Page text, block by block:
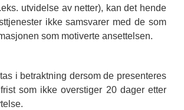
utvidelse av netter), kan det hende
ikke samsvarer med de som
som motiverte ansettelsen.
i betraktning dersom de presenteres
som ikke overstiger 20 dager etter